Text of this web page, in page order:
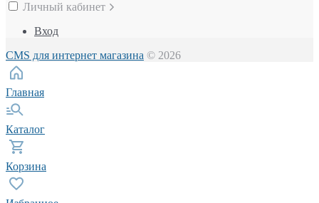
Личный кабинет
Вход
CMS для интернет магазина © 2026
Главная
Каталог
Корзина